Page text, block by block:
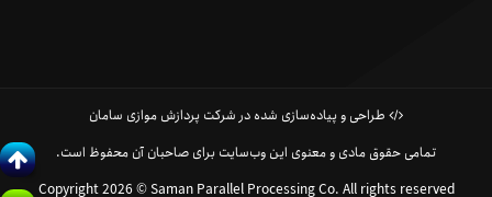
طراحی و پیاده‌سازی شده در شرکت پردازش موازی سامان
تمامی حقوق مادی و معنوی این وب‌سایت برای صاحبان آن محفوظ است.
Copyright 2026 © Saman Parallel Processing Co. All rights reserved